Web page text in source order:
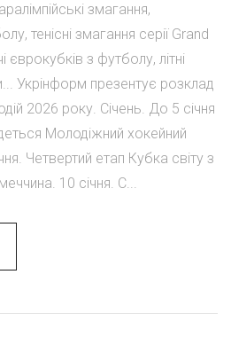
змагання,
тенісні змагання серії Grand
з футболу, літні
Укрінформ презентує розклад
2026 року. Січень. До 5 січня
Молодіжний хокейний
Четвертий етап Кубка світу з
10 січня. С...